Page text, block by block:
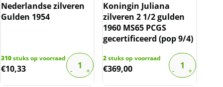
Nederlandse zilveren
Gulden 1954
310stuks op voorraad
€10,33
Koningin Juliana
zilveren 2 1/2 gulden
1960 MS65 PCGS
gecertificeerd (pop 9/4)
2stuks op voorraad
€369,00